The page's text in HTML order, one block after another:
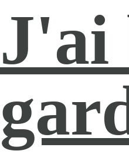
J'ai